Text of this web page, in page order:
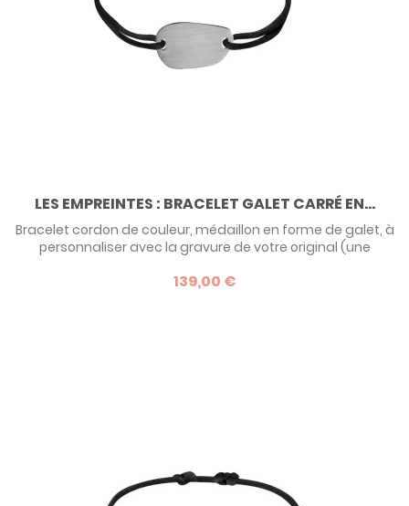
LES EMPREINTES : BRACELET GALET CARRÉ EN...
Bracelet cordon de couleur, médaillon en forme de galet, à
personnaliser avec la gravure de votre original (une
pied, ou encore un dessin). Avec Marmottine, réalisez un
139,00 €